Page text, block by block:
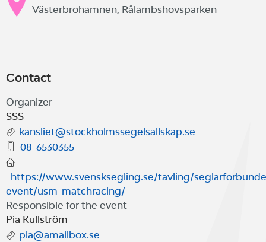
Västerbrohamnen, Rålambshovsparken
Contact
Organizer
SSS
kansliet@stockholmssegelsallskap.se
08-6530355
https://www.svensksegling.se/tavling/
event/usm-matchracing/
Responsible for the event
Pia Kullström
pia@amailbox.se